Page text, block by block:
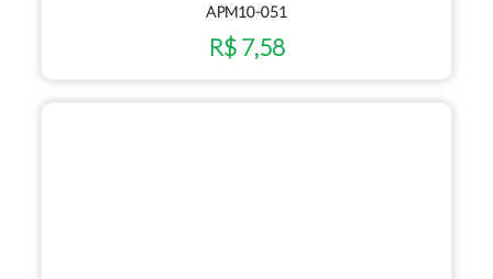
APM10-051
R$ 7,58